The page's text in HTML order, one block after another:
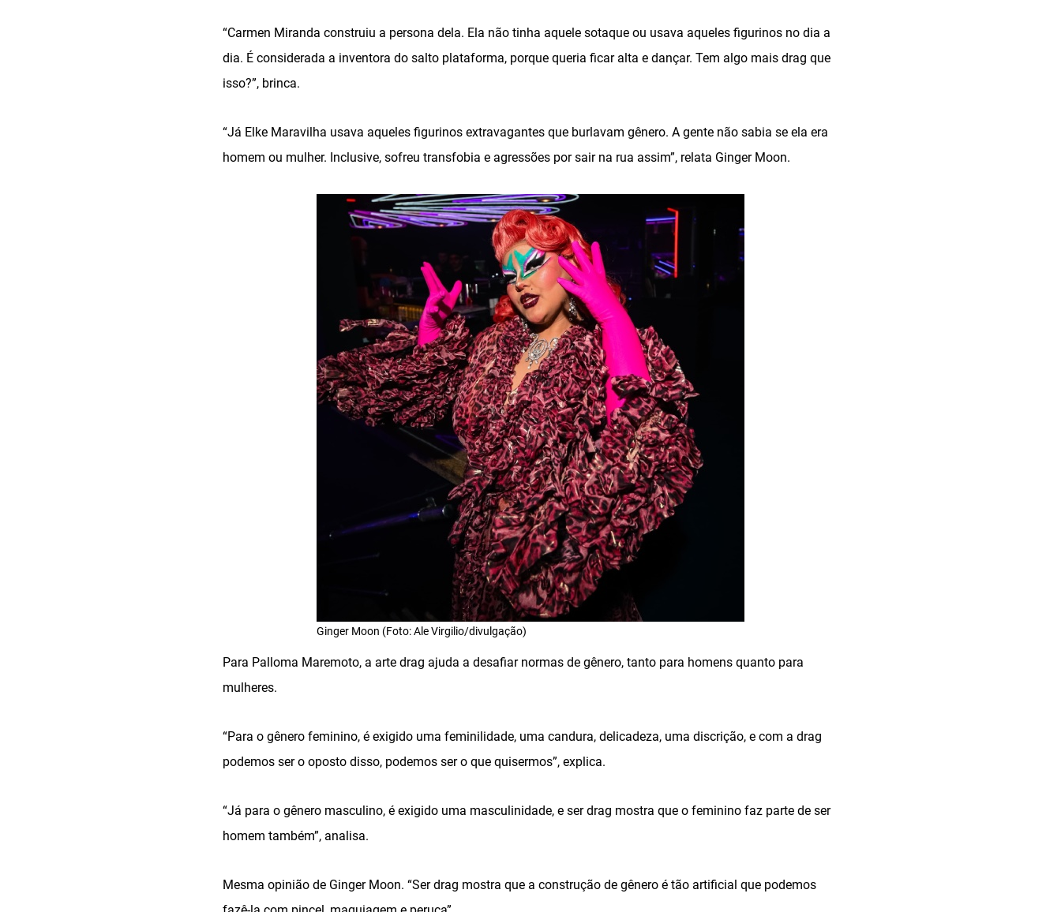
“Carmen Miranda construiu a persona dela. Ela não tinha aquele sotaque ou usava aqueles figurinos no dia a
dia. É considerada a inventora do salto plataforma, porque queria ficar alta e dançar. Tem algo mais drag que
isso?”, brinca.
“Já Elke Maravilha usava aqueles figurinos extravagantes que burlavam gênero. A gente não sabia se ela era
homem ou mulher. Inclusive, sofreu transfobia e agressões por sair na rua assim”, relata Ginger Moon.
Ginger Moon (Foto: Ale Virgilio/divulgação)
Para Palloma Maremoto, a arte drag ajuda a desafiar normas de gênero, tanto para homens quanto para
mulheres.
“Para o gênero feminino, é exigido uma feminilidade, uma candura, delicadeza, uma discrição, e com a drag
podemos ser o oposto disso, podemos ser o que quisermos”, explica.
“Já para o gênero masculino, é exigido uma masculinidade, e ser drag mostra que o feminino faz parte de ser
homem também”, analisa.
Mesma opinião de Ginger Moon. “Ser drag mostra que a construção de gênero é tão artificial que podemos